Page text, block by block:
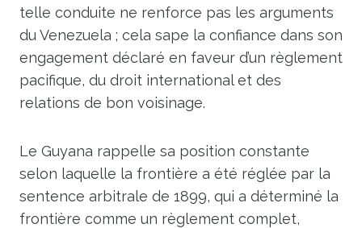
telle conduite ne renforce pas les arguments
du Venezuela ; cela sape la confiance dans son
engagement déclaré en faveur d’un règlement
pacifique, du droit international et des
relations de bon voisinage.
Le Guyana rappelle sa position constante
selon laquelle la frontière a été réglée par la
sentence arbitrale de 1899, qui a déterminé la
frontière comme un règlement complet,